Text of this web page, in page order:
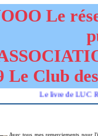
Le
Le Club
Le livre de LUC
Avec tous mes remerciements pour